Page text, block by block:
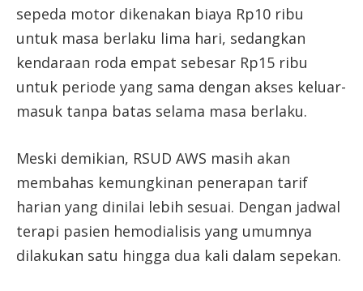
sepeda motor dikenakan biaya Rp10 ribu
untuk masa berlaku lima hari, sedangkan
kendaraan roda empat sebesar Rp15 ribu
untuk periode yang sama dengan akses keluar-
masuk tanpa batas selama masa berlaku.
Meski demikian, RSUD AWS masih akan
membahas kemungkinan penerapan tarif
harian yang dinilai lebih sesuai. Dengan jadwal
terapi pasien hemodialisis yang umumnya
dilakukan satu hingga dua kali dalam sepekan.